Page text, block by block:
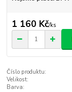
1 160 Kč/ks
Číslo produktu:
Velikost:
Barva: